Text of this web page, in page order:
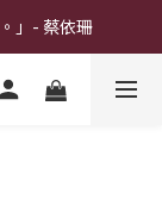
」- 蔡依珊